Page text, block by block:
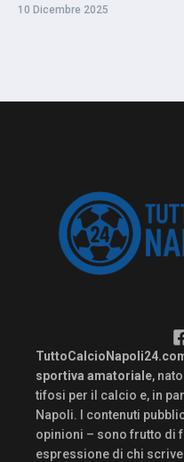
10 Dicembre 2025
sportiva amatoriale,
tifosi per il calcio e, in
Napoli. I contenuti
opinioni – sono frutto di
espressione di chi scrive.